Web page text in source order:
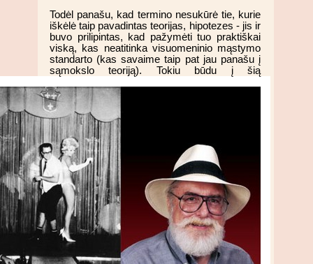
Todėl panašu, kad termino nesukūrė tie, kurie
iškėlė taip pavadintas teorijas, hipotezes - jis ir
buvo prilipintas, kad pažymėti tuo praktiškai
viską, kas neatitinka visuomeninio mąstymo
standarto (kas savaime taip pat jau panašu į
sąmokslo teoriją). Tokiu būdu į šią